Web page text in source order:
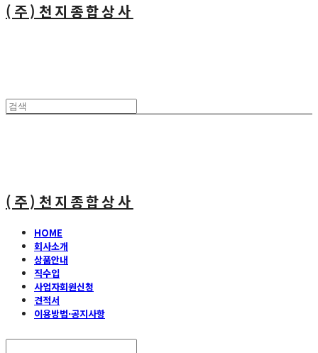
(주)천지종합상사
(주)천지종합상사
HOME
회사소개
상품안내
직수입
사업자회원신청
견적서
이용방법·공지사항